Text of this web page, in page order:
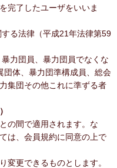
完了したユーザをいいま
する法律（平成21年法律第59
力団員、暴力団員でなくな
団体、暴力団準構成員、総会
集団その他これに準ずる者
の間で適用されます。な
は、会員規約に同意の上で
変更できるものとします。